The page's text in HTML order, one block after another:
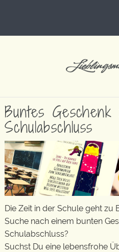
Buntes
Schulabschluss
Die Zeit in der Schule geht zu
Suche nach einem bunten
Schulabschluss?
Suchst Du eine lebensfrohe